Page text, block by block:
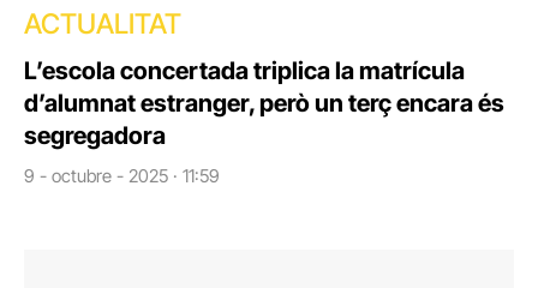
ACTUALITAT
L’escola concertada triplica la matrícula
d’alumnat estranger, però un terç encara és
segregadora
9 - octubre - 2025 · 11:59